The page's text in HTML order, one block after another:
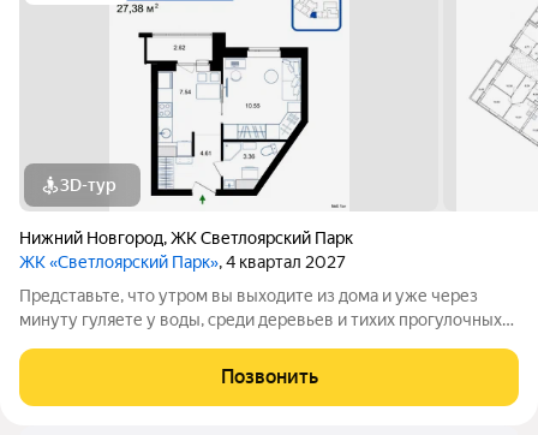
3D-тур
Нижний Новгород,ЖК Светлоярский Парк
ЖК «Светлоярский Парк», 4 квартал 2027
Представьте, что утром вы выходите из дома и уже через
минуту гуляете у воды, среди деревьев и тихих прогулочных
рядом с одним из самых живописных мест Сормовского
района Нижнего Новгорода
Позвонить